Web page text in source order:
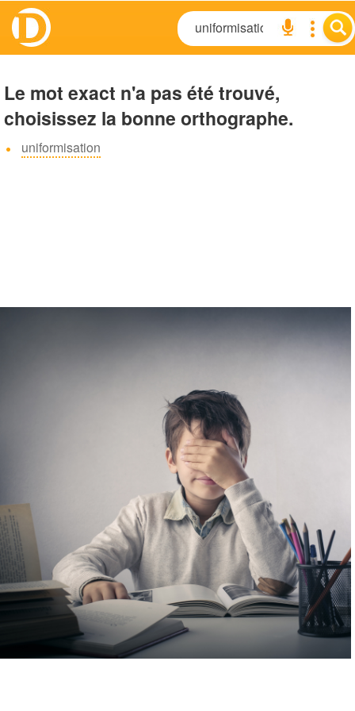
Le mot exact n'a pas été trouvé,
choisissez la bonne orthographe.
uniformisation